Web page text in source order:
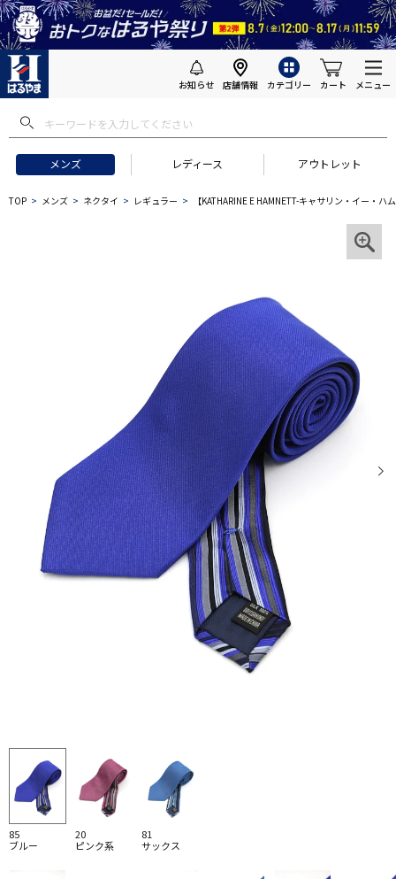
お知らせ 店舗情報 カテゴリー カート メニュー
メンズ レディース アウトレット
TOP メンズ ネクタイ レギュラー 【KATHARINE E HAMNETT-キャサリン・イー・
85
ブルー
20
ピンク系
81
サックス